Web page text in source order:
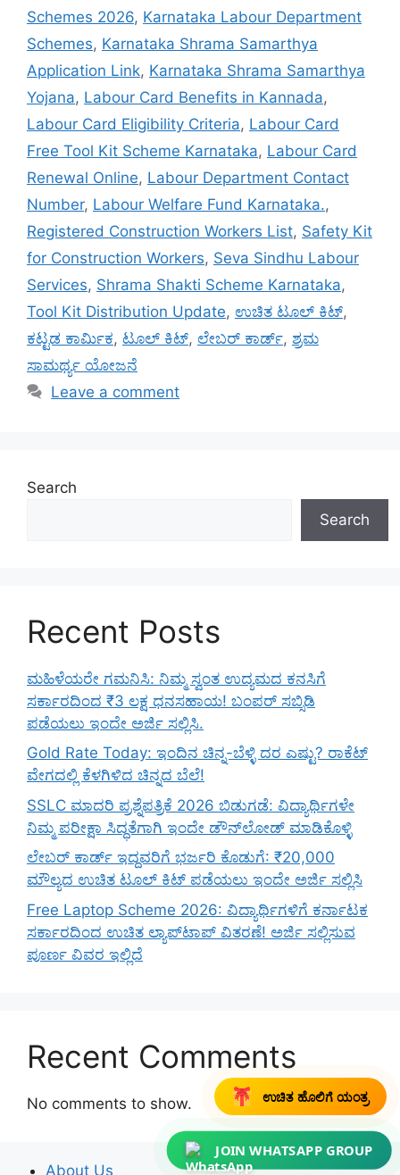
ಉಚಿತ ಹೊಲಿಗೆ ಯಂತ್ರ
Schemes 2026, Karnataka Labour Department
Schemes, Karnataka Shrama Samarthya
Application Link, Karnataka Shrama Samarthya
Yojana, Labour Card Benefits in Kannada,
Labour Card Eligibility Criteria, Labour Card
Free Tool Kit Scheme Karnataka, Labour Card
Renewal Online, Labour Department Contact
Number, Labour Welfare Fund Karnataka.,
Registered Construction Workers List, Safety Kit
for Construction Workers, Seva Sindhu Labour
Services, Shrama Shakti Scheme Karnataka,
Tool Kit Distribution Update, ಉಚಿತ ಟೂಲ್ ಕಿಟ್,
ಕಟ್ಟಡ ಕಾರ್ಮಿಕ, ಟೂಲ್ ಕಿಟ್, ಲೇಬರ್ ಕಾರ್ಡ್, ಶ್ರಮ
ಸಾಮರ್ಥ್ಯ ಯೋಜನೆ
Leave a comment
Search
Search
Recent Posts
ಮಹಿಳೆಯರೇ ಗಮನಿಸಿ: ನಿಮ್ಮ ಸ್ವಂತ ಉದ್ಯಮದ ಕನಸಿಗೆ
ಸರ್ಕಾರದಿಂದ ₹3 ಲಕ್ಷ ಧನಸಹಾಯ! ಬಂಪರ್ ಸಬ್ಸಿಡಿ
ಪಡೆಯಲು ಇಂದೇ ಅರ್ಜಿ ಸಲ್ಲಿಸಿ.
Gold Rate Today: ಇಂದಿನ ಚಿನ್ನ-ಬೆಳ್ಳಿ ದರ ಎಷ್ಟು? ರಾಕೆಟ್
ವೇಗದಲ್ಲಿ ಕೆಳಗಿಳಿದ ಚಿನ್ನದ ಬೆಲೆ!
SSLC ಮಾದರಿ ಪ್ರಶ್ನೆಪತ್ರಿಕೆ 2026 ಬಿಡುಗಡೆ: ವಿದ್ಯಾರ್ಥಿಗಳೇ
ನಿಮ್ಮ ಪರೀಕ್ಷಾ ಸಿದ್ಧತೆಗಾಗಿ ಇಂದೇ ಡೌನ್‌ಲೋಡ್ ಮಾಡಿಕೊಳ್ಳಿ
ಲೇಬರ್ ಕಾರ್ಡ್ ಇದ್ದವರಿಗೆ ಭರ್ಜರಿ ಕೊಡುಗೆ: ₹20,000
ಮೌಲ್ಯದ ಉಚಿತ ಟೂಲ್ ಕಿಟ್ ಪಡೆಯಲು ಇಂದೇ ಅರ್ಜಿ ಸಲ್ಲಿಸಿ
Free Laptop Scheme 2026: ವಿದ್ಯಾರ್ಥಿಗಳಿಗೆ ಕರ್ನಾಟಕ
ಸರ್ಕಾರದಿಂದ ಉಚಿತ ಲ್ಯಾಪ್‌ಟಾಪ್ ವಿತರಣೆ! ಅರ್ಜಿ ಸಲ್ಲಿಸುವ
ಪೂರ್ಣ ವಿವರ ಇಲ್ಲಿದೆ
Recent Comments
No comments to show.
About Us
JOIN WHATSAPP GROUP